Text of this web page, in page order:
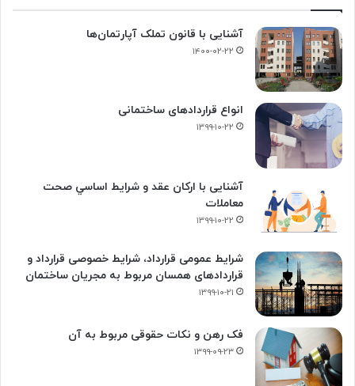
آشنایی با قانون تملک آپارتمان‌ها
۱۴۰۰-۰۲-۲۲
انواع قراردادهای ساختمانی
۱۳۹۹-۱۰-۲۲
آشنایی با ارکان عقد و شرايط اساسي صحت
معاملات
۱۳۹۹-۱۰-۲۲
شرایط عمومی قرارداد، شرایط خصوصی قرارداد و
قراردادهای همسان مربوط به مجریان ساختمان
۱۳۹۹-۱۰-۲۱
فک‌ رهن و نکات حقوقی مربوط به آن
۱۳۹۹-۰۹-۲۳